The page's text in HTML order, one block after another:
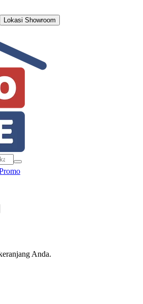
Lokasi Showroom
Anda.